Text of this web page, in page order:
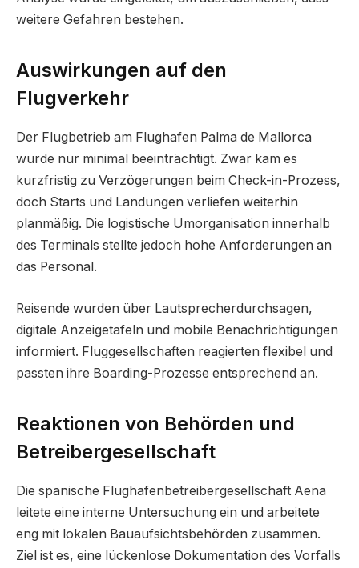
weitere Gefahren bestehen.
Auswirkungen auf den
Flugverkehr
Der Flugbetrieb am Flughafen Palma de Mallorca
wurde nur minimal beeinträchtigt. Zwar kam es
kurzfristig zu Verzögerungen beim Check-in-Prozess,
doch Starts und Landungen verliefen weiterhin
planmäßig. Die logistische Umorganisation innerhalb
des Terminals stellte jedoch hohe Anforderungen an
das Personal.
Reisende wurden über Lautsprecherdurchsagen,
digitale Anzeigetafeln und mobile Benachrichtigungen
informiert. Fluggesellschaften reagierten flexibel und
passten ihre Boarding-Prozesse entsprechend an.
Reaktionen von Behörden und
Betreibergesellschaft
Die spanische Flughafenbetreibergesellschaft Aena
leitete eine interne Untersuchung ein und arbeitete
eng mit lokalen Bauaufsichtsbehörden zusammen.
Ziel ist es, eine lückenlose Dokumentation des Vorfalls